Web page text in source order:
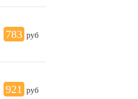
783 руб
921 руб